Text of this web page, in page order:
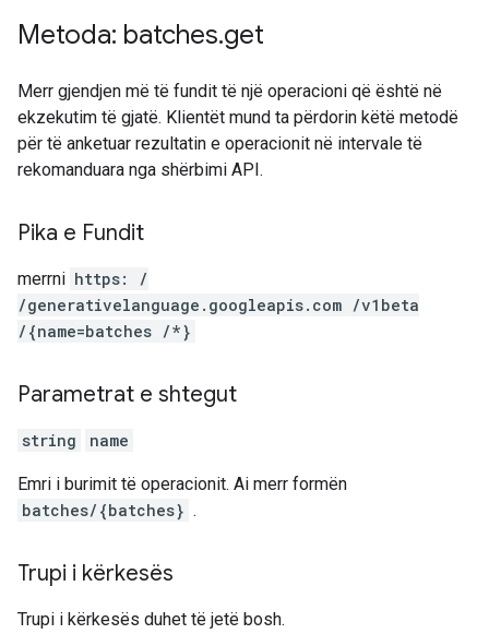
Metoda: batches.get
Merr gjendjen më të fundit të një operacioni që është në
ekzekutim të gjatë. Klientët mund ta përdorin këtë metodë
për të anketuar rezultatin e operacionit në intervale të
rekomanduara nga shërbimi API.
Pika e Fundit
merrni https: /
/generativelanguage.googleapis.com /v1beta
/{name=batches /*}
Parametrat e shtegut
string name
Emri i burimit të operacionit. Ai merr formën
batches/{batches} .
Trupi i kërkesës
Trupi i kërkesës duhet të jetë bosh.